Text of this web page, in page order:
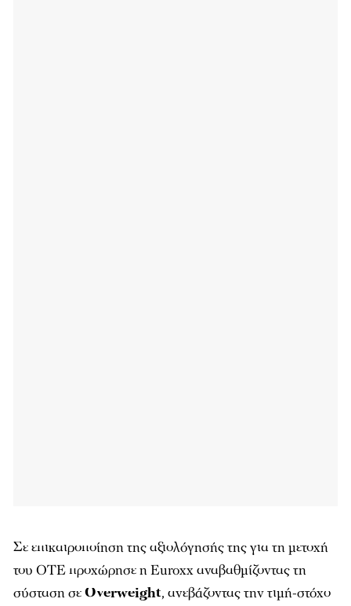
Σε επικαιροποίηση της αξιολόγησής της για τη μετοχή
του ΟΤΕ προχώρησε η Euroxx αναβαθμίζοντας τη
σύσταση σεOverweight, ανεβάζοντας την τιμή-στόχο